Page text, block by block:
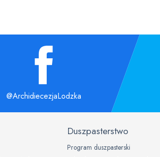
@ArchidiecezjaLodzka
Duszpasterstwo
Program duszpasterski